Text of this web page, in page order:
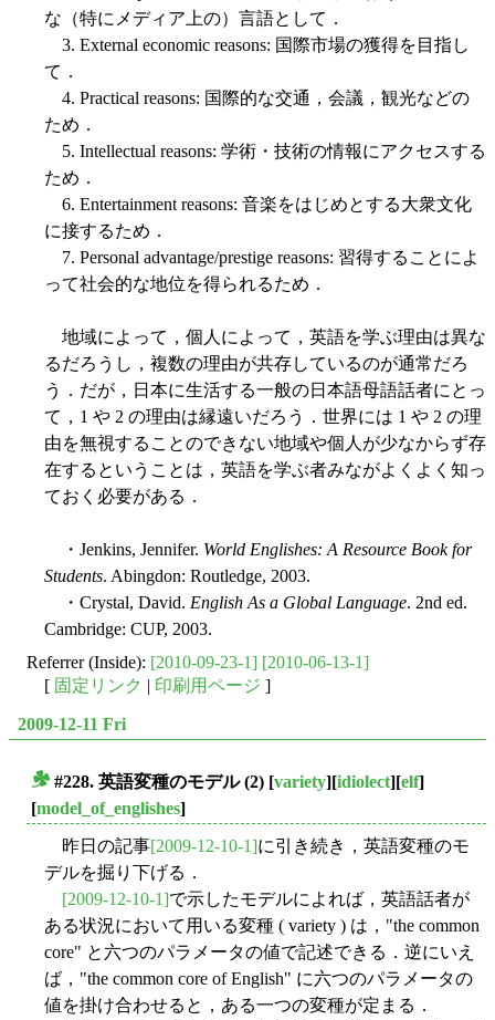
な（特にメディア上の）言語として．
3. External economic reasons: 国際市場の獲得を目指し
て．
4. Practical reasons: 国際的な交通，会議，観光などの
ため．
5. Intellectual reasons: 学術・技術の情報にアクセスする
ため．
6. Entertainment reasons: 音楽をはじめとする大衆文化
に接するため．
7. Personal advantage/prestige reasons: 習得することによ
って社会的な地位を得られるため．
地域によって，個人によって，英語を学ぶ理由は異な
るだろうし，複数の理由が共存しているのが通常だろ
う．だが，日本に生活する一般の日本語母語話者にとっ
て，1 や 2 の理由は縁遠いだろう．世界には 1 や 2 の理
由を無視することのできない地域や個人が少なからず存
在するということは，英語を学ぶ者みながよくよく知っ
ておく必要がある．
・Jenkins, Jennifer. World Englishes: A Resource Book for
Students. Abingdon: Routledge, 2003.
・Crystal, David. English As a Global Language. 2nd ed.
Cambridge: CUP, 2003.
Referrer (Inside): [2010-09-23-1] [2010-06-13-1]
[ 固定リンク 印刷用ページ ]
2009-12-11 Fri
#228. 英語変種のモデル (2) [variety][idiolect][elf]
[model_of_englishes]
昨日の記事[2009-12-10-1]に引き続き，英語変種のモ
デルを掘り下げる．
[2009-12-10-1]で示したモデルによれば，英語話者が
ある状況において用いる変種 ( variety ) は，"the common
core" と六つのパラメータの値で記述できる．逆にいえ
ば，"the common core of English" に六つのパラメータの
値を掛け合わせると，ある一つの変種が定まる．